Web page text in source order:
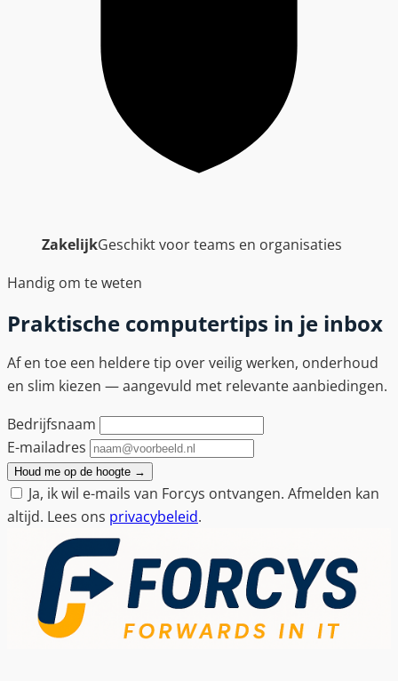
ZakelijkGeschikt voor teams en organisaties
Handig om te weten
Praktische computertips in je inbox
Af en toe een heldere tip over veilig werken, onderhoud
en slim kiezen — aangevuld met relevante aanbiedingen.
Bedrijfsnaam
E-mailadres
Houd me op de hoogte →
Ja, ik wil e-mails van Forcys ontvangen. Afmelden kan
altijd. Lees ons privacybeleid.